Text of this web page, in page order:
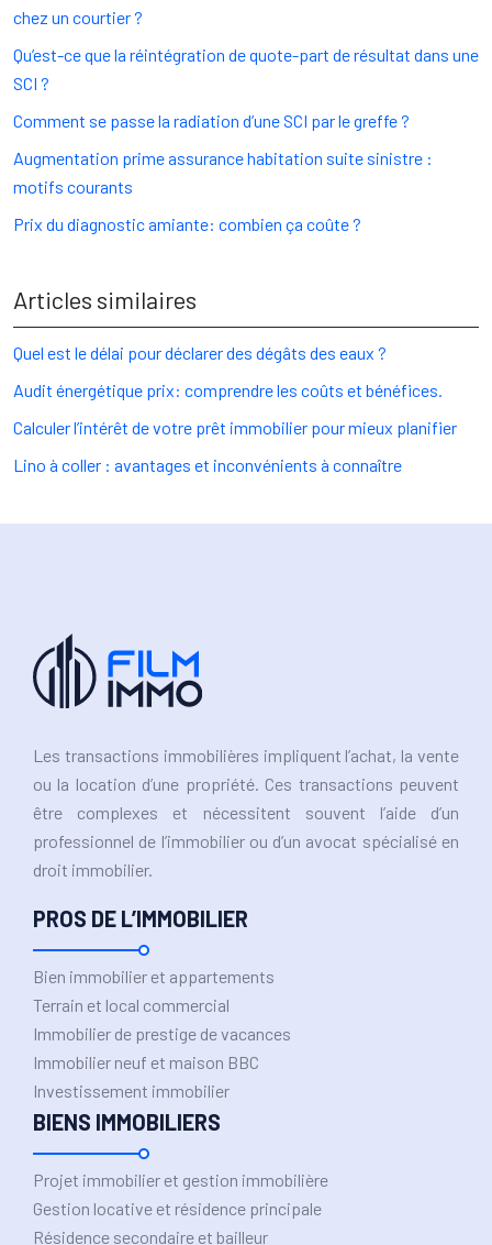
chez un courtier ?
Qu’est-ce que la réintégration de quote-part de résultat dans une
SCI ?
Comment se passe la radiation d’une SCI par le greffe ?
Augmentation prime assurance habitation suite sinistre :
motifs courants
Prix du diagnostic amiante: combien ça coûte ?
Articles similaires
Quel est le délai pour déclarer des dégâts des eaux ?
Audit énergétique prix: comprendre les coûts et bénéfices.
Calculer l’intérêt de votre prêt immobilier pour mieux planifier
Lino à coller : avantages et inconvénients à connaître
Les transactions immobilières impliquent l’achat, la vente
ou la location d’une propriété. Ces transactions peuvent
être complexes et nécessitent souvent l’aide d’un
professionnel de l’immobilier ou d’un avocat spécialisé en
droit immobilier.
PROS DE L’IMMOBILIER
Bien immobilier et appartements
Terrain et local commercial
Immobilier de prestige de vacances
Immobilier neuf et maison BBC
Investissement immobilier
BIENS IMMOBILIERS
Projet immobilier et gestion immobilière
Gestion locative et résidence principale
Résidence secondaire et bailleur